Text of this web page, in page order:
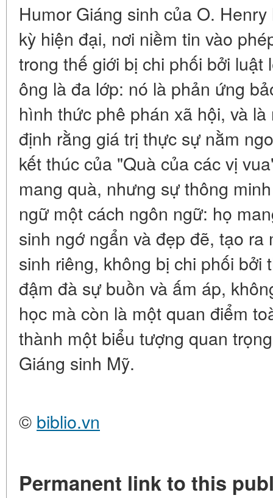
Humor Giáng sinh của O.
kỳ hiện đại, nơi niềm tin vào
trong thế giới bị chi phối bởi
ông là đa lớp: nó là phản ứng
hình thức phê phán xã hội, và
định rằng giá trị thực sự nằm
kết thúc của "Quà của các vị
mang quà, nhưng sự thông
ngữ một cách ngôn ngữ: họ
sinh ngớ ngẩn và đẹp đẽ, tạo
sinh riêng, không bị chi phối bởi
đậm đà sự buồn và ấm áp,
học mà còn là một quan điểm
thành một biểu tượng quan
Giáng sinh Mỹ.
© biblio.vn
Permanent link to this